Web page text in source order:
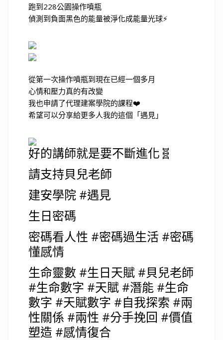
跑到228公園操作噴瓶
偵測到負面黑色的能量被淨化成能量光球⚡️
從第一次操作噴瓶到現在已經一個多月
心情和壓力真的有改變
我也申請了代理建案學院的課程❤️
希望可以分享給更多人我的這個「遇見」
好的講師就是要不斷進化🧬
請支持貝兒老師
建安學院 #遇見
生日密碼
密碼看人性 #密碼過生活 #密碼
懂感情
生命靈數 #生日天賦 #貝兒老師
#生命數字 #天賦 #潛能 #生命
數字 #天賦數字 #自我探索 #兩
性關係 #兩性 #分手挽回 #價值
塑造 #感情復合